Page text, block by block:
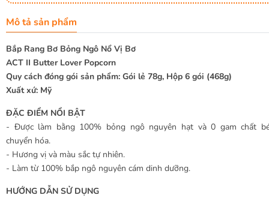
Mô tả sản phẩm
Bắp Rang Bơ Bỏng Ngô Nổ Vị Bơ
ACT II Butter Lover Popcorn
Quy cách đóng gói sản phẩm: Gói lẻ 78g, Hộp 6 gói (468g)
Xuất xứ: Mỹ
ĐẶC ĐIỂM NỔI BẬT
- Được làm bằng 100% bỏng ngô nguyên hạt và 0 gam chất
chuyển hóa.
- Hương vị và màu sắc tự nhiên.
- Làm từ 100% bắp ngô nguyên cám dinh dưỡng.
HƯỚNG DẪN SỬ DỤNG